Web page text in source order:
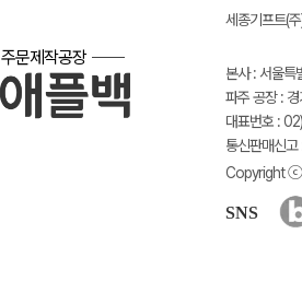
주문제작공장
세종기프트(
본사 : 서울
파주 공장 :
대표번호 :
통신판매신
Copyright ⓒ
SNS